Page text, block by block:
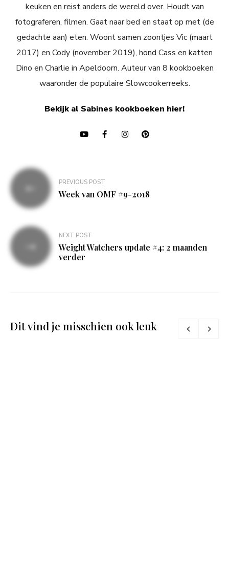
keuken en reist anders de wereld over. Houdt van
fotograferen, filmen. Gaat naar bed en staat op met (de
gedachte aan) eten. Woont samen zoontjes Vic (maart
2017) en Cody (november 2019), hond Cass en katten
Dino en Charlie in Apeldoorn. Auteur van 8 kookboeken
waaronder de populaire Slowcookerreeks.
Bekijk al Sabines kookboeken hier!
Bericht
navigatie
PREVIOUS POST
Week van OMF #9-2018
NEXT POST
Weight Watchers update #4: 2 maanden
verder
Dit vind je misschien ook leuk